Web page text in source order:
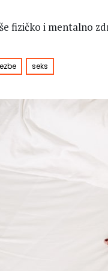
fizičko i mentalno
seks